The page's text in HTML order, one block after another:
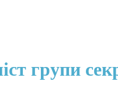
групи